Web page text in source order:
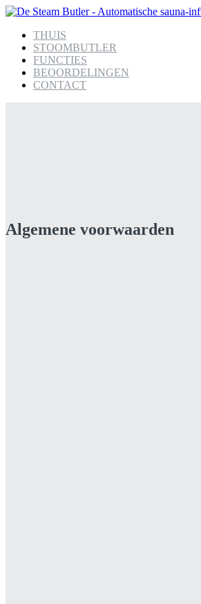
THUIS
STOOMBUTLER
FUNCTIES
BEOORDELINGEN
CONTACT
Algemene voorwaarden